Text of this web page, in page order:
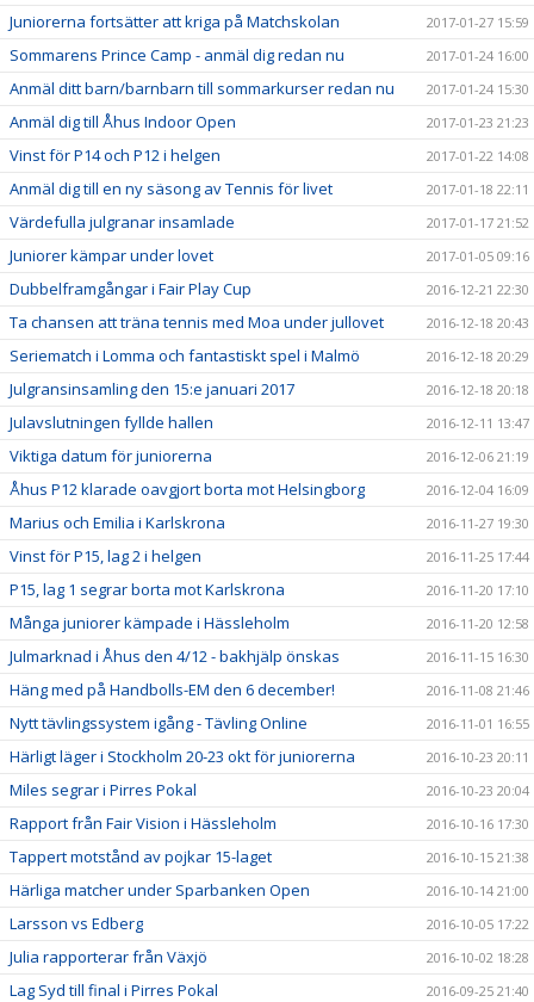
Juniorerna fortsätter att kriga på Matchskolan 2017-01-27 15:59
Sommarens Prince Camp - anmäl dig redan nu 2017-01-24 16:00
Anmäl ditt barn/barnbarn till sommarkurser redan nu 2017-01-24 15:30
Anmäl dig till Åhus Indoor Open 2017-01-23 21:23
Vinst för P14 och P12 i helgen 2017-01-22 14:08
Anmäl dig till en ny säsong av Tennis för livet 2017-01-18 22:11
Värdefulla julgranar insamlade 2017-01-17 21:52
Juniorer kämpar under lovet 2017-01-05 09:16
Dubbelframgångar i Fair Play Cup 2016-12-21 22:30
Ta chansen att träna tennis med Moa under jullovet 2016-12-18 20:43
Seriematch i Lomma och fantastiskt spel i Malmö 2016-12-18 20:29
Julgransinsamling den 15:e januari 2017 2016-12-18 20:18
Julavslutningen fyllde hallen 2016-12-11 13:47
Viktiga datum för juniorerna 2016-12-06 21:19
Åhus P12 klarade oavgjort borta mot Helsingborg 2016-12-04 16:09
Marius och Emilia i Karlskrona 2016-11-27 19:30
Vinst för P15, lag 2 i helgen 2016-11-25 17:44
P15, lag 1 segrar borta mot Karlskrona 2016-11-20 17:10
Många juniorer kämpade i Hässleholm 2016-11-20 12:58
Julmarknad i Åhus den 4/12 - bakhjälp önskas 2016-11-15 16:30
Häng med på Handbolls-EM den 6 december! 2016-11-08 21:46
Nytt tävlingssystem igång - Tävling Online 2016-11-01 16:55
Härligt läger i Stockholm 20-23 okt för juniorerna 2016-10-23 20:11
Miles segrar i Pirres Pokal 2016-10-23 20:04
Rapport från Fair Vision i Hässleholm 2016-10-16 17:30
Tappert motstånd av pojkar 15-laget 2016-10-15 21:38
Härliga matcher under Sparbanken Open 2016-10-14 21:00
Larsson vs Edberg 2016-10-05 17:22
Julia rapporterar från Växjö 2016-10-02 18:28
Lag Syd till final i Pirres Pokal 2016-09-25 21:40